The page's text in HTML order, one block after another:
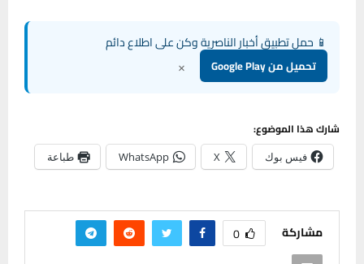
📱 حمل تطبيق أخبار الناصرية وكن على اطلاع دائم
تحميل من Google Play ×
شارك هذا الموضوع:
فيس بوك X
WhatsApp طباعة
مشاركة 0